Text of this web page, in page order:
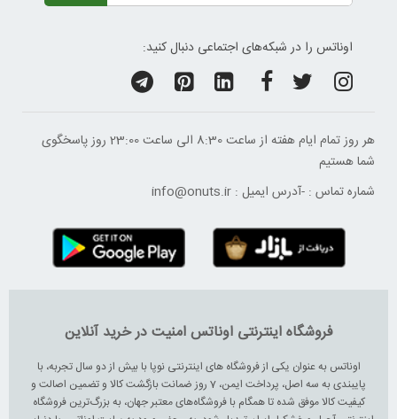
اوناتس را در شبکه‌های اجتماعی دنبال کنید:
هر روز تمام ایام هفته از ساعت 8:30 الی ساعت 23:00 ‌روز پاسخگوی
شما هستیم
شماره تماس : -آدرس ایمیل : info@onuts.ir
فروشگاه اینترنتی اوناتس امنیت در خرید آنلاین
اوناتس به عنوان یکی از فروشگاه های اینترنتی نوپا با بیش از دو سال تجربه، با
پایبندی به سه اصل، پرداخت ایمن، 7 روز ضمانت بازگشت کالا و تضمین اصالت و
کیفیت کالا موفق شده تا همگام با فروشگاه‌های معتبر جهان، به بزرگ‌ترین فروشگاه